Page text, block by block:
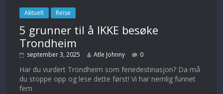
Aktuelt Reise
5 grunner til å IKKE besøke
Trondheim
september 3, 2025 Atle Johnny 0
Har du vurdert Trondheim som feriedestinasjon? Da må
du stoppe opp og lese dette først! Vi har nemlig funnet
fem